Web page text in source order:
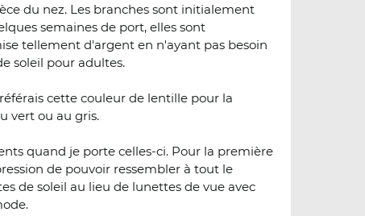
du nez. Les branches sont initialement
semaines de port, elles sont
tellement d'argent en n'ayant pas besoin
soleil pour adultes.
cette couleur de lentille pour la
vert ou au gris.
quand je porte celles-ci. Pour la première
de pouvoir ressembler à tout le
de soleil au lieu de lunettes de vue avec